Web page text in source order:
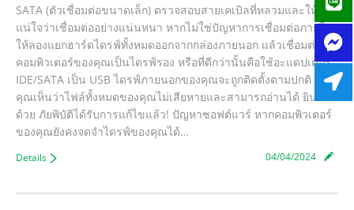
SATA (ตัวเชื่อมต่อขนาดเล็ก) ตรวจสอบสายเคเบิลที่หลวมและให้
แน่ใจว่าเชื่อมต่ออย่างแน่นหนา หากไม่ใช่ปัญหาการเชื่อมต่อภายใน
ให้ลองแยกฮาร์ดไดรฟ์ทั้งหมดออกจากกล่องภายนอก แล้วเชื่อมต่อกับ
คอมพิวเตอร์ของคุณเป็นไดรฟ์รอง หรือที่ดีกว่านั้นคือใช้อะแดปเตอร์
IDE/SATA เป็น USB ไดรฟ์ภายนอกของคุณจะถูกติดตั้งตามปกติ หาก
คุณเห็นว่าไฟล์ทั้งหมดของคุณไม่เสียหายและสามารถอ่านได้ ยินดี
ด้วย ภัยพิบัติได้รับการแก้ไขแล้ว! ปัญหาซอฟต์แวร์ หากคอมพิวเตอร์
ของคุณยังคงจดจำไดรฟ์ของคุณได้…
04/04/2024
Details